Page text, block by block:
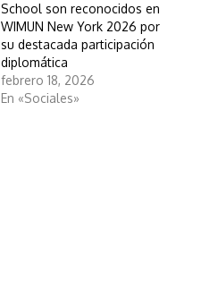
School son reconocidos en
WIMUN New York 2026 por
su destacada participación
diplomática
febrero 18, 2026
En «Sociales»